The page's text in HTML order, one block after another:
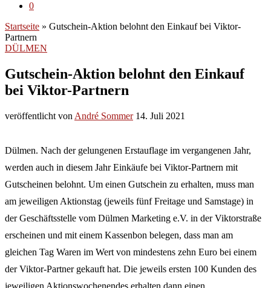
0
Startseite » Gutschein-Aktion belohnt den Einkauf bei Viktor-
Partnern
DÜLMEN
Gutschein-Aktion belohnt den Einkauf
bei Viktor-Partnern
veröffentlicht von André Sommer 14. Juli 2021
Dülmen. Nach der gelungenen Erstauflage im vergangenen Jahr,
werden auch in diesem Jahr Einkäufe bei Viktor-Partnern mit
Gutscheinen belohnt. Um einen Gutschein zu erhalten, muss man
am jeweiligen Aktionstag (jeweils fünf Freitage und Samstage) in
der Geschäftsstelle vom Dülmen Marketing e.V. in der Viktorstraße
erscheinen und mit einem Kassenbon belegen, dass man am
gleichen Tag Waren im Wert von mindestens zehn Euro bei einem
der Viktor-Partner gekauft hat. Die jeweils ersten 100 Kunden des
jeweiligen Aktionswochenendes erhalten dann einen